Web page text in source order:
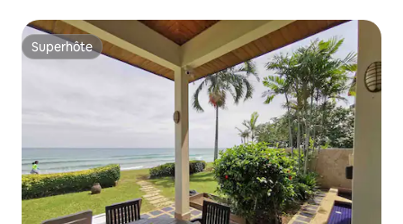
Superhôte
Superhôte